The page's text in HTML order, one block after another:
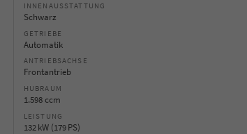
INNENAUSSTATTUNG
Schwarz
GETRIEBE
Automatik
ANTRIEBSACHSE
Frontantrieb
HUBRAUM
1.598 ccm
LEISTUNG
132 kW (179 PS)